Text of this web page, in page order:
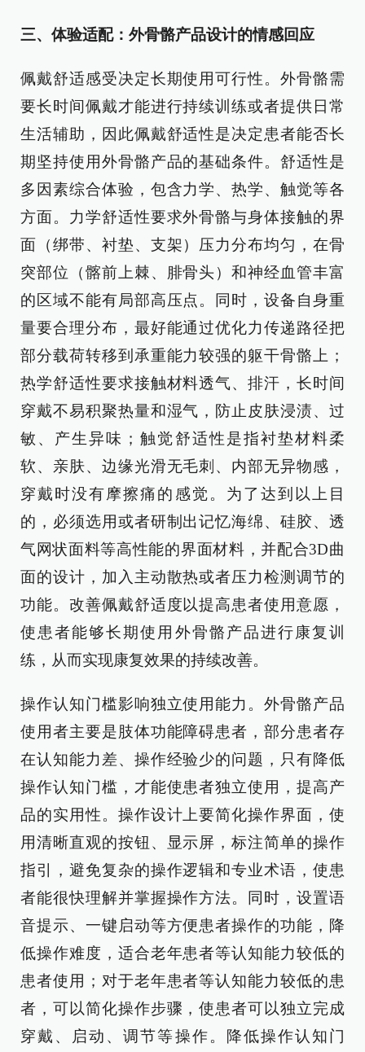
三、体验适配：外骨骼产品设计的情感回应
佩戴舒适感受决定长期使用可行性。外骨骼需
要长时间佩戴才能进行持续训练或者提供日常
生活辅助，因此佩戴舒适性是决定患者能否长
期坚持使用外骨骼产品的基础条件。舒适性是
多因素综合体验，包含力学、热学、触觉等各
方面。力学舒适性要求外骨骼与身体接触的界
面（绑带、衬垫、支架）压力分布均匀，在骨
突部位（髂前上棘、腓骨头）和神经血管丰富
的区域不能有局部高压点。同时，设备自身重
量要合理分布，最好能通过优化力传递路径把
部分载荷转移到承重能力较强的躯干骨骼上；
热学舒适性要求接触材料透气、排汗，长时间
穿戴不易积聚热量和湿气，防止皮肤浸渍、过
敏、产生异味；触觉舒适性是指衬垫材料柔
软、亲肤、边缘光滑无毛刺、内部无异物感，
穿戴时没有摩擦痛的感觉。为了达到以上目
的，必须选用或者研制出记忆海绵、硅胶、透
气网状面料等高性能的界面材料，并配合3D曲
面的设计，加入主动散热或者压力检测调节的
功能。改善佩戴舒适度以提高患者使用意愿，
使患者能够长期使用外骨骼产品进行康复训
练，从而实现康复效果的持续改善。
操作认知门槛影响独立使用能力。外骨骼产品
使用者主要是肢体功能障碍患者，部分患者存
在认知能力差、操作经验少的问题，只有降低
操作认知门槛，才能使患者独立使用，提高产
品的实用性。操作设计上要简化操作界面，使
用清晰直观的按钮、显示屏，标注简单的操作
指引，避免复杂的操作逻辑和专业术语，使患
者能很快理解并掌握操作方法。同时，设置语
音提示、一键启动等方便患者操作的功能，降
低操作难度，适合老年患者等认知能力较低的
患者使用；对于老年患者等认知能力较低的患
者，可以简化操作步骤，使患者可以独立完成
穿戴、启动、调节等操作。降低操作认知门